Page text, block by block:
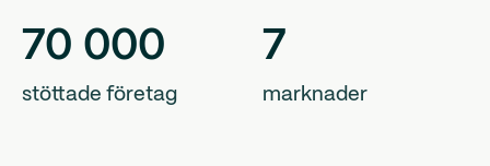
70 000
stöttade företag
7
marknader